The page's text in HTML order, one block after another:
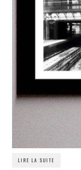
LIRE LA SUITE